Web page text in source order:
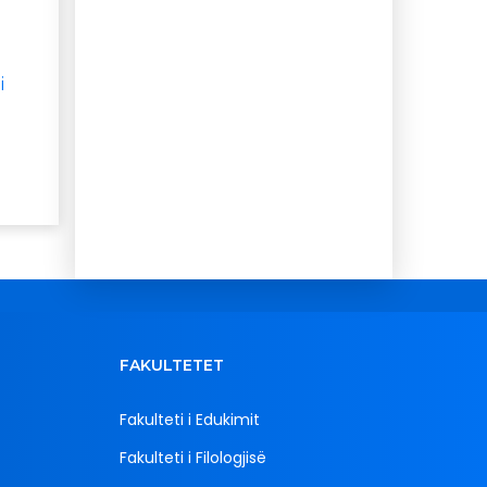
FAKULTETET
Fakulteti i Edukimit
Fakulteti i Filologjisë